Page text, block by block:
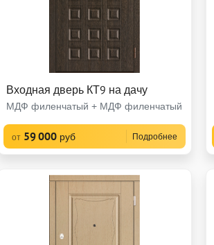
Входная дверь КТ9 на дачу
МДФ филенчатый + МДФ филенчатый
от 59 000 руб Подробнее